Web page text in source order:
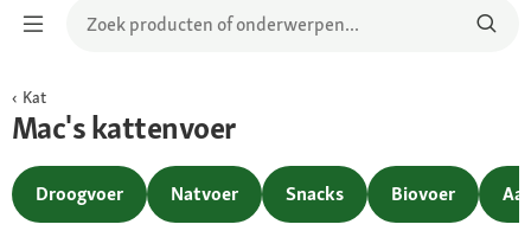
Kat
Mac's kattenvoer
Droogvoer Natvoer Snacks Biovoer